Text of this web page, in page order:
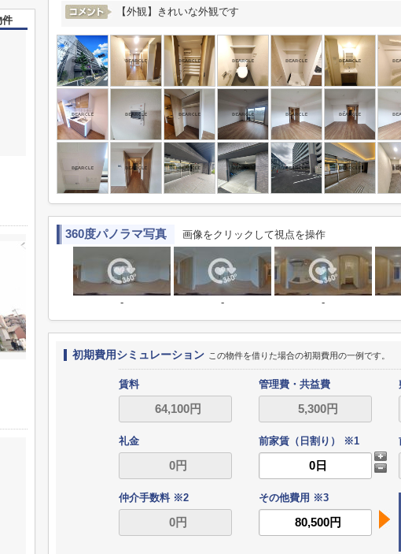
【外観】きれいな外観です
360度パノラマ写真 画像をクリックして視点を操作
- - -
初期費用シミュレーション この物件を借りた場合の初期費用の一例です。
賃料 管理費・共益費
礼金 前家賃（日割り） ※1
仲介手数料 ※2 その他費用 ※3
件